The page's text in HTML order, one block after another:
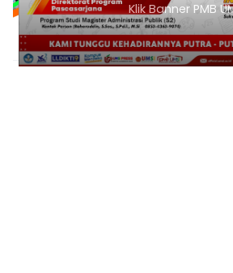
Klik Banner PMB